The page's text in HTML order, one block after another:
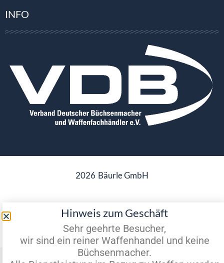
INFO
2026 Bäurle GmbH
Vertrag widerrufen
Hinweis zum Geschäft
Sehr geehrte Besucher,
wir sind ein reiner Waffenhandel und keine
Büchsenmacher.